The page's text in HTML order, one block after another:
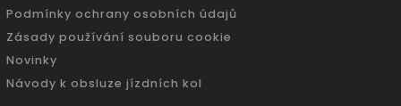
Podmínky ochrany osobních údajů
Zásady používání souboru cookie
Novinky
Návody k obsluze jízdních kol